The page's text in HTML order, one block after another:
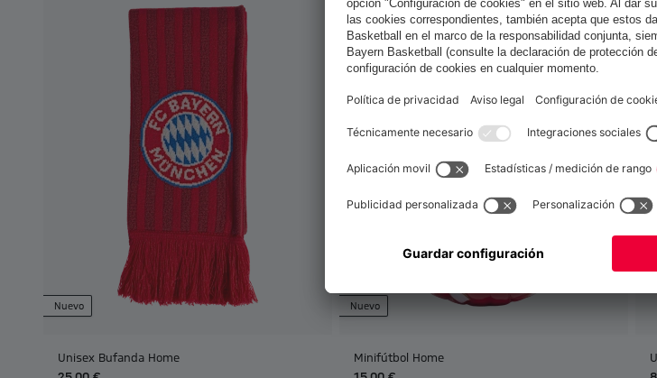
Nuevo
Unisex Bufanda Home
Nuevo
Minifútbol Home
¿Quieres quedarte en la
Españapara entregar